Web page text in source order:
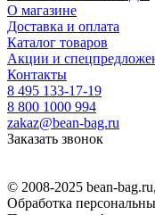
О магазине
Доставка и оплата
Каталог товаров
Акции и
Контакты
8 495 133-17-19
8 800 1000 994
zakaz@bean-bag.ru
Заказать звонок
© 2008-2025 bean-
Обработка